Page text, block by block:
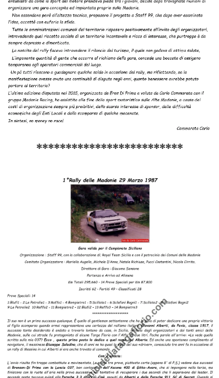
*************************